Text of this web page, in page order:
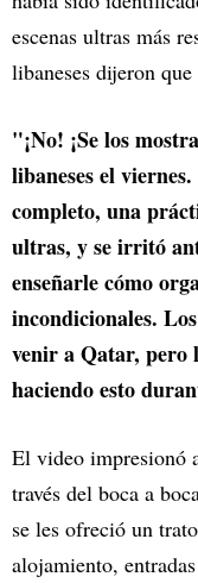
escenas ultras más
libaneses dijeron
"¡No! ¡Se los
libaneses el
completo, una
ultras, y se irritó
enseñarle cómo
incondicionales.
venir a Qatar, pero
haciendo esto
El video impresionó
través del boca a
se les ofreció un
alojamiento,